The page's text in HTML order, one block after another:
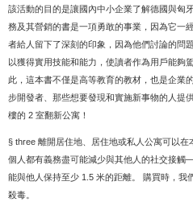
該活動的目的是讓國內中小企業了解德國與匈
務及其營銷的書是一項勇敢的事業，因為它一
者給人留下了深刻的印象，因為他們討論的問
以獲得實用技能和能力，使讀者作為用戶能夠
此，這本書不僅是高等教育的教材，也是企業
步開發者、那些想要發現和實施新事物的人提
樓的 2 室翻新公寓！
§ three 離開居住地、居住地或私人公寓可以
個人都有義務盡可能減少與其他人的社交接
能與他人保持至少 1.5 米的距離。 購買時，我
殺毒。